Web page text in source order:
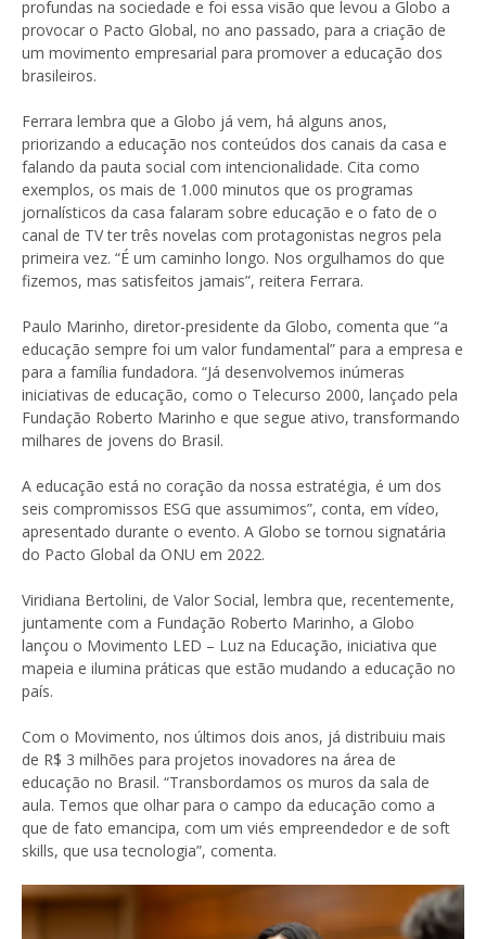
profundas na sociedade e foi essa visão que levou a Globo a
provocar o Pacto Global, no ano passado, para a criação de
um movimento empresarial para promover a educação dos
brasileiros.
Ferrara lembra que a Globo já vem, há alguns anos,
priorizando a educação nos conteúdos dos canais da casa e
falando da pauta social com intencionalidade. Cita como
exemplos, os mais de 1.000 minutos que os programas
jornalísticos da casa falaram sobre educação e o fato de o
canal de TV ter três novelas com protagonistas negros pela
primeira vez. “É um caminho longo. Nos orgulhamos do que
fizemos, mas satisfeitos jamais”, reitera Ferrara.
Paulo Marinho, diretor-presidente da Globo, comenta que “a
educação sempre foi um valor fundamental” para a empresa e
para a família fundadora. “Já desenvolvemos inúmeras
iniciativas de educação, como o Telecurso 2000, lançado pela
Fundação Roberto Marinho e que segue ativo, transformando
milhares de jovens do Brasil.
A educação está no coração da nossa estratégia, é um dos
seis compromissos ESG que assumimos”, conta, em vídeo,
apresentado durante o evento. A Globo se tornou signatária
do Pacto Global da ONU em 2022.
Viridiana Bertolini, de Valor Social, lembra que, recentemente,
juntamente com a Fundação Roberto Marinho, a Globo
lançou o Movimento LED – Luz na Educação, iniciativa que
mapeia e ilumina práticas que estão mudando a educação no
país.
Com o Movimento, nos últimos dois anos, já distribuiu mais
de R$ 3 milhões para projetos inovadores na área de
educação no Brasil. “Transbordamos os muros da sala de
aula. Temos que olhar para o campo da educação como a
que de fato emancipa, com um viés empreendedor e de soft
skills, que usa tecnologia”, comenta.